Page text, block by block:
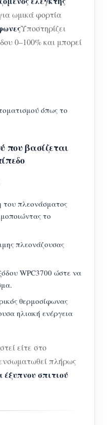
ωμικά φορτία
Υποστηρίζει
0–100% και μπορεί
όπως το
που βασίζεται
του πλεονάσματος
το
πλεονάζουσας
WPC3700 ώστε να
θερμοσίφωνας
ηλιακή ενέργεια
είτε στο
πλήρως
σπιτιού